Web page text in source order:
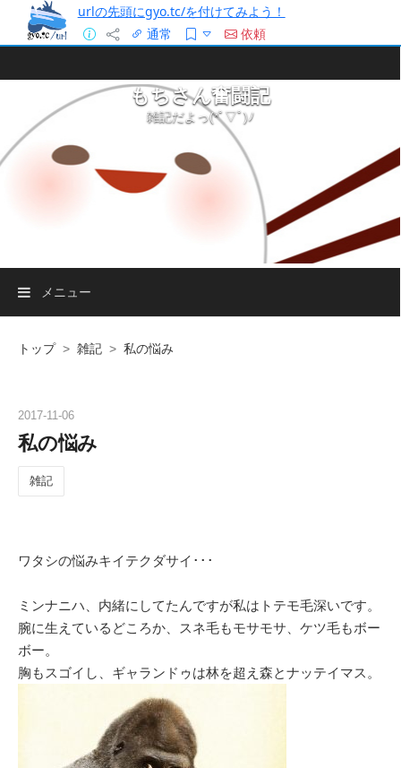
urlの先頭にgyo.tc/を付けてみよう！
通常
依頼